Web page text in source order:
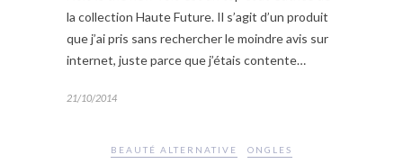
la collection Haute Future. Il s’agit d’un produit
que j’ai pris sans rechercher le moindre avis sur
internet, juste parce que j’étais contente…
21/10/2014
BEAUTÉ ALTERNATIVE ONGLES